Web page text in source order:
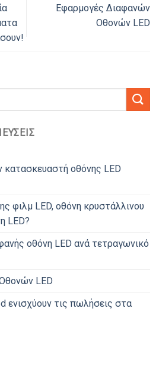
Εφαρμογές Διαφανών
Οθονών LED
κατασκευαστή οθόνης LED
φιλμ LED, οθόνη κρυστάλλινου
LED?
οθόνη LED ανά τετραγωνικό
LED
ενισχύουν τις πωλήσεις στα